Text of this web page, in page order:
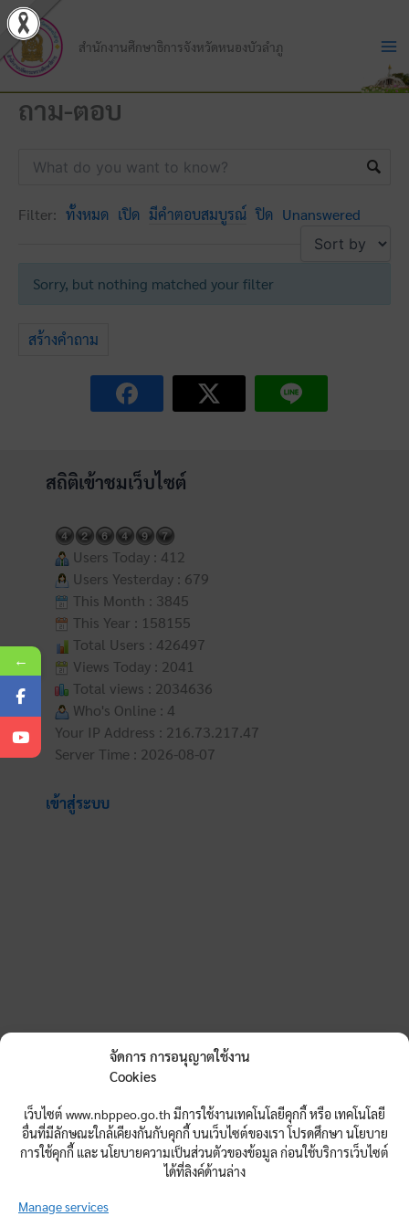
จัดการ การอนุญาตใช้งาน
Cookies
เว็บไซต์ www.nbppeo.go.th มีการใช้งานเทคโนโลยีคุกกี้ หรือ เทคโนโลยี
อื่นที่มีลักษณะใกล้เคียงกันกับคุกกี้ บนเว็บไซต์ของเรา โปรดศึกษา นโยบาย
การใช้คุกกี้ และ นโยบายความเป็นส่วนตัวของข้อมูล ก่อนใช้บริการเว็บไซต์
ได้ที่ลิงค์ด้านล่าง
Manage services
Skip
to
content
สำนักงานศึกษาธิการจังหวัดหนองบัวลำภู
ถาม-ตอบ
Filter: ทั้งหมด เปิด มีคำตอบสมบูรณ์ ปิด Unanswered
Sorry, but nothing matched your filter
สร้างคำถาม
สถิติเข้าชมเว็บไซต์
Users Today : 412
Users Yesterday : 679
This Month : 3845
This Year : 158155
Total Users : 426497
Views Today : 2041
Total views : 2034636
Who's Online : 4
Your IP Address : 216.73.217.47
Server Time : 2026-08-07
เข้าสู่ระบบ
←